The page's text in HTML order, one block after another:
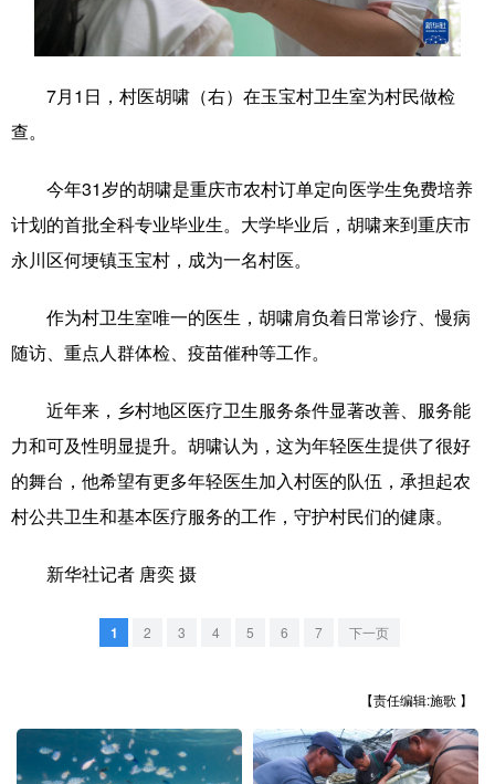
地方频道
天津 河北
安徽 江西
山东 河南 湖北 湖南
广东 广西 海南
四川 贵州 云南 西藏
陕西 甘肃 青海
新疆 内蒙古 黑龙江
多语种频道
Русский язык
Português
7月1日，村医胡啸（右）在玉宝村卫生室为村民做检
查。
今年31岁的胡啸是重庆市农村订单定向医学生免费培养
计划的首批全科专业毕业生。大学毕业后，胡啸来到重庆市
永川区何埂镇玉宝村，成为一名村医。
作为村卫生室唯一的医生，胡啸肩负着日常诊疗、慢病
随访、重点人群体检、疫苗催种等工作。
近年来，乡村地区医疗卫生服务条件显著改善、服务能
力和可及性明显提升。胡啸认为，这为年轻医生提供了很好
的舞台，他希望有更多年轻医生加入村医的队伍，承担起农
村公共卫生和基本医疗服务的工作，守护村民们的健康。
新华社记者 唐奕 摄
1 2 3 4 5 6 7 下一页
【责任编辑:施歌 】